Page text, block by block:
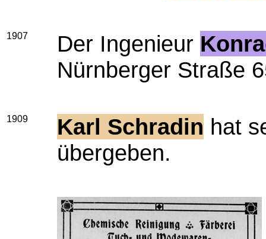
1907 Der Ingenieur
Nürnberger Straße
1909 Karl Schradin hat
übergeben.